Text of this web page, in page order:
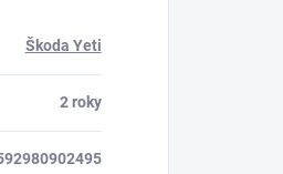
Škoda Yeti
2 roky